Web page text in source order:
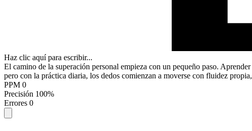
Haz clic aquí para escribir...
l camino de la superación personal empieza con un pequeño paso. Aprender
pero con la práctica diaria, los dedos comienzan a moverse con fluidez propia,
PPM 0
Precisión 100%
Errores 0